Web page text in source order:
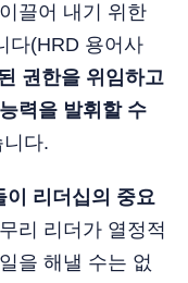
끌어 내기 위한
다(HRD 용어사
권한을 위임하고
력을 발휘할 수
다.
이 리더십의 중요
리 리더가 열정적
을 해낼 수는 없